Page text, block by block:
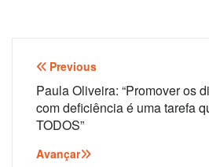
Navegação
de
artigos
Previous
Paula Oliveira: “Promover os
com deficiência é uma tarefa
TODOS”
Avançar